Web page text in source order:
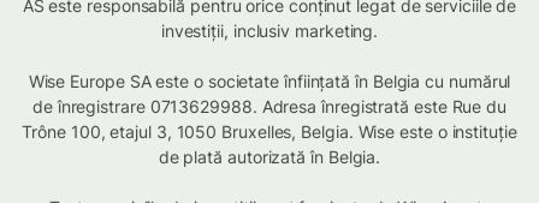
AS este responsabilă pentru orice conținut legat de serviciile de
investiții, inclusiv marketing.
Wise Europe SA este o societate înființată în Belgia cu numărul
de înregistrare 0713629988. Adresa înregistrată este Rue du
Trône 100, etajul 3, 1050 Bruxelles, Belgia. Wise este o instituție
de plată autorizată în Belgia.